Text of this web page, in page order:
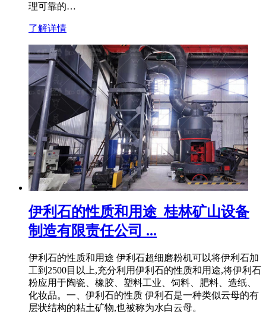
理可靠的…
了解详情
伊利石的性质和用途_桂林矿山设备
制造有限责任公司 ...
伊利石的性质和用途 伊利石超细磨粉机可以将伊利石加
工到2500目以上,充分利用伊利石的性质和用途,将伊利石
粉应用于陶瓷、橡胶、塑料工业、饲料、肥料、造纸、
化妆品。一、伊利石的性质 伊利石是一种类似云母的有
层状结构的粘土矿物,也被称为水白云母。